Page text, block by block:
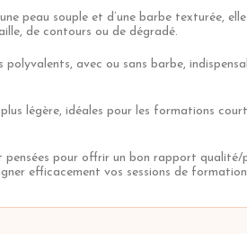
peau souple et d’une barbe texturée,
de contours ou de dégradé.
avec ou sans barbe,
légère, idéales pour les formations
pensées pour offrir un bon rapport
efficacement vos sessions de